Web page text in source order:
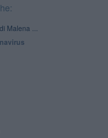
Malena ...